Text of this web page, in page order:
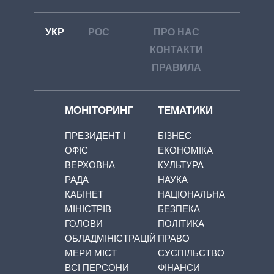
УКР РОС
ПРО НАС
КОНТАКТИ
ПРАВИЛА
МОНІТОРИНГ
ПРЕЗИДЕНТ І
ОФІС
ВЕРХОВНА
РАДА
КАБІНЕТ
МІНІСТРІВ
ГОЛОВИ
ОБЛАДМІНІСТРАЦІЙ
МЕРИ МІСТ
ВСІ ПЕРСОНИ
ТЕМАТИКИ
БІЗНЕС
ЕКОНОМІКА
КУЛЬТУРА
НАУКА
НАЦІОНАЛЬНА
БЕЗПЕКА
ПОЛІТИКА
ПРАВО
СУСПІЛЬСТВО
ФІНАНСИ